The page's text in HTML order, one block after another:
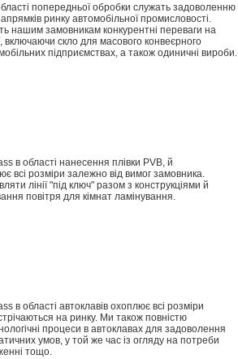
попередньої обробки служать задоволенню
ринку автомобільної промисловості.
нашим замовникам конкурентні переваги на
включаючи скло для масового конвеєрного
підприємствах, а також одиничні вироби.
в області нанесення плівки PVB, й
всі розміри залежно від вимог замовника.
лінії "під ключ" разом з конструкціями й
повітря для кімнат ламінування.
в області автоклавів охоплює всі розміри
на ринку. Ми також повністю
процеси в автоклавах для задоволення
умов, у той же час із огляду на потреби
тощо.